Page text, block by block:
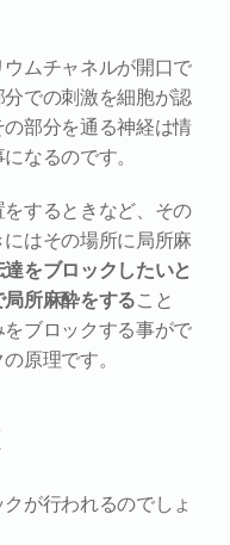
ムチャネルが開口で
での刺激を細胞が認
部分を通る神経は情
なるのです。
するときなど、その
はその場所に局所麻
をブロックしたいと
所麻酔をすること
ブロックする事がで
原理です。
が行われるのでしょ